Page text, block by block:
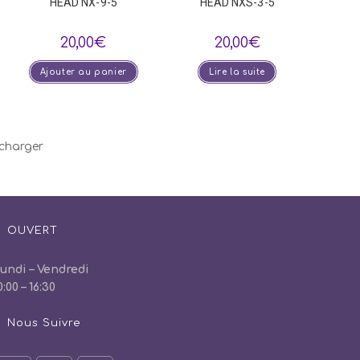
20,00€
Ajouter au panier
20,00€
Lire la suite
OUVERT
– Vendredi
– 16:30
Nous Suivre